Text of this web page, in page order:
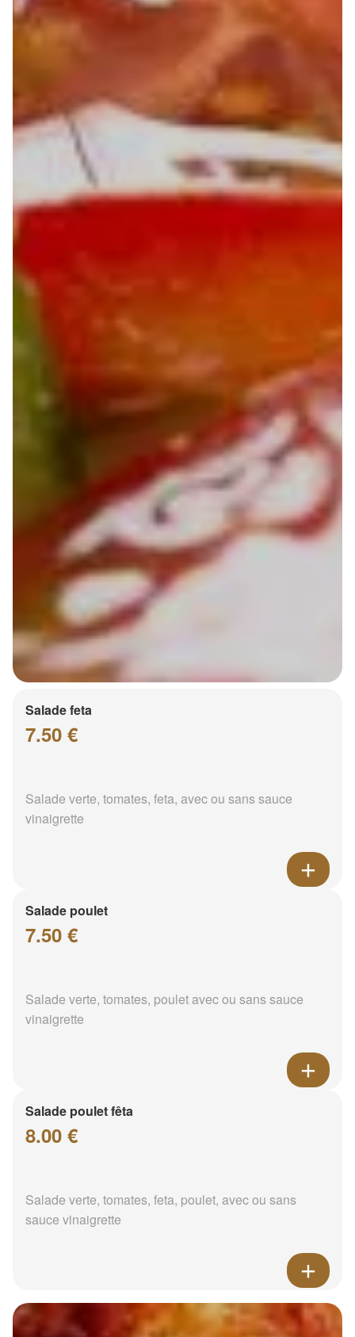
Salade feta
7.50 €
Salade verte, tomates, feta, avec ou sans sauce
vinaigrette
Salade poulet
7.50 €
Salade verte, tomates, poulet avec ou sans sauce
vinaigrette
Salade poulet fêta
8.00 €
Salade verte, tomates, feta, poulet, avec ou sans
sauce vinaigrette